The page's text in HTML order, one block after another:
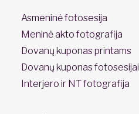
Asmeninė fotosesija
Meninė akto fotografija
Dovanų kuponas printams
Dovanų kuponas fotosesijai
Interjero ir NT fotografija